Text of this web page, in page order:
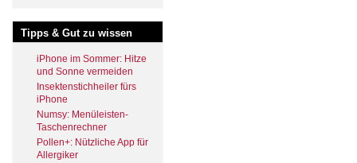
Tipps & Gut zu wissen
iPhone im Sommer: Hitze
und Sonne vermeiden
Insektenstichheiler fürs
iPhone
Numsy: Menüleisten-
Taschenrechner
Pollen+: Nützliche App für
Allergiker